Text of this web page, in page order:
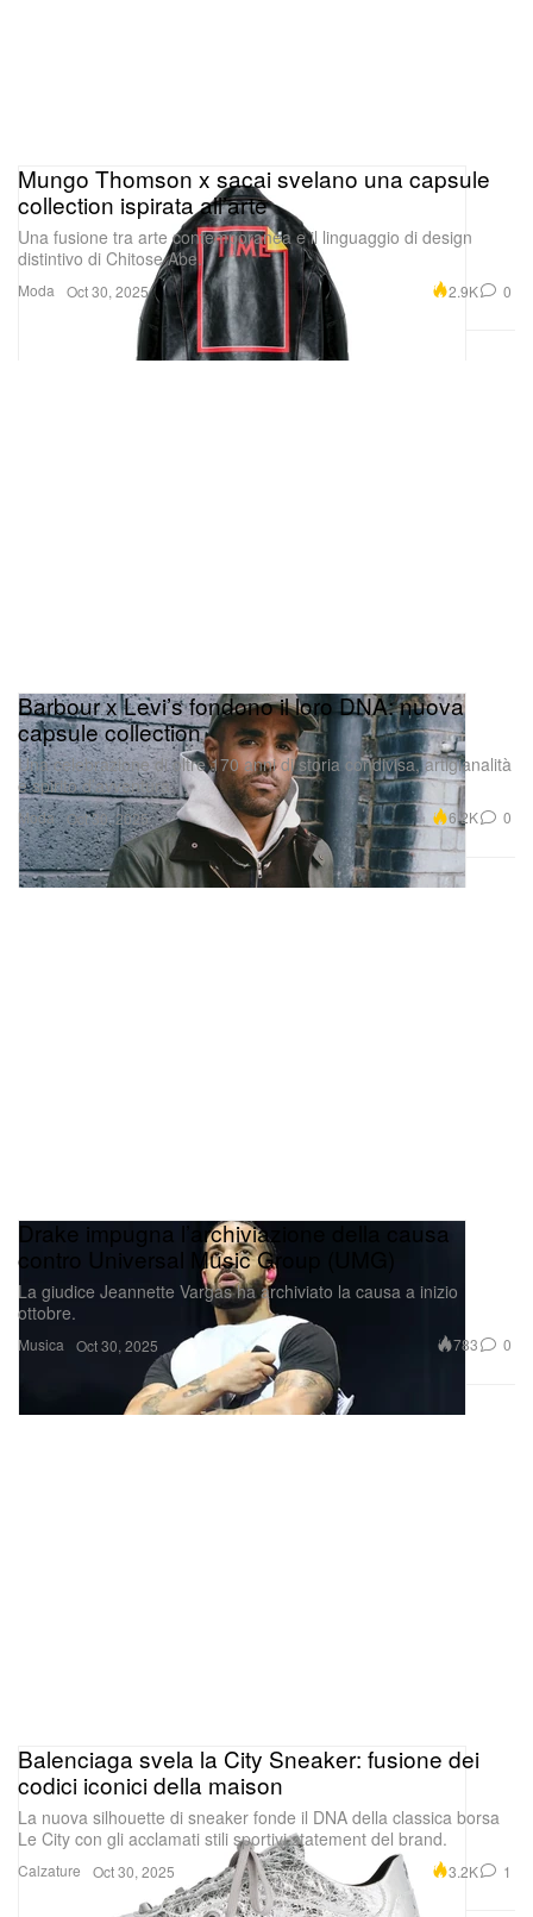
Moda
Mungo Thomson x sacai svelano una capsule
collection ispirata all’arte
Una fusione tra arte contemporanea e il linguaggio di design
distintivo di Chitose Abe.
Oct 30, 2025 2.9K 0
Moda
Barbour x Levi’s fondono il loro DNA: nuova
capsule collection
Una celebrazione di oltre 170 anni di storia condivisa, artigianalità
e spirito d’avventura.
Oct 30, 2025 6.2K 0
Musica
Drake impugna l’archiviazione della causa
contro Universal Music Group (UMG)
La giudice Jeannette Vargas ha archiviato la causa a inizio
ottobre.
Oct 30, 2025 783 0
Calzature
Balenciaga svela la City Sneaker: fusione dei
codici iconici della maison
La nuova silhouette di sneaker fonde il DNA della classica borsa
Le City con gli acclamati stili sportivi statement del brand.
Oct 30, 2025 3.2K 1